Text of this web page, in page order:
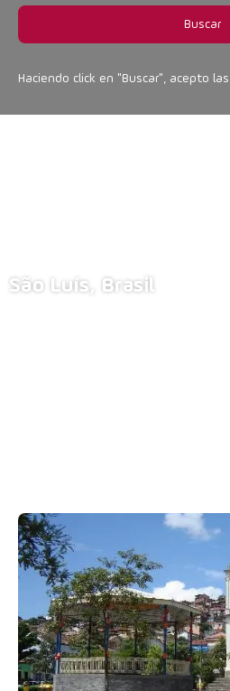
São Luís, Brasil
Buscar
Haciendo click en "Buscar", acepto las